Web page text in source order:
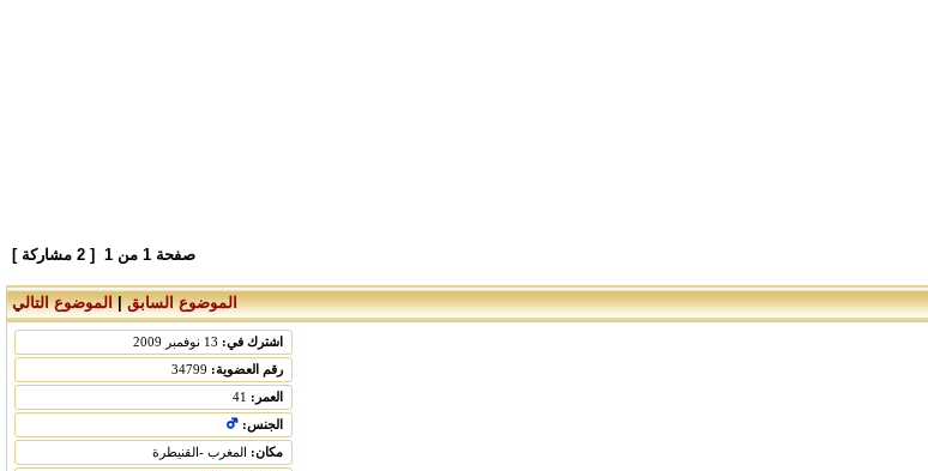
صفحة 1 من 1 [ 2 مشاركة ]
الموضوع السابق|الموضوع التالي
اشترك في:
رقم العضوية:
العمر:
الجنس:
مكان: المغرب -القنيطرة